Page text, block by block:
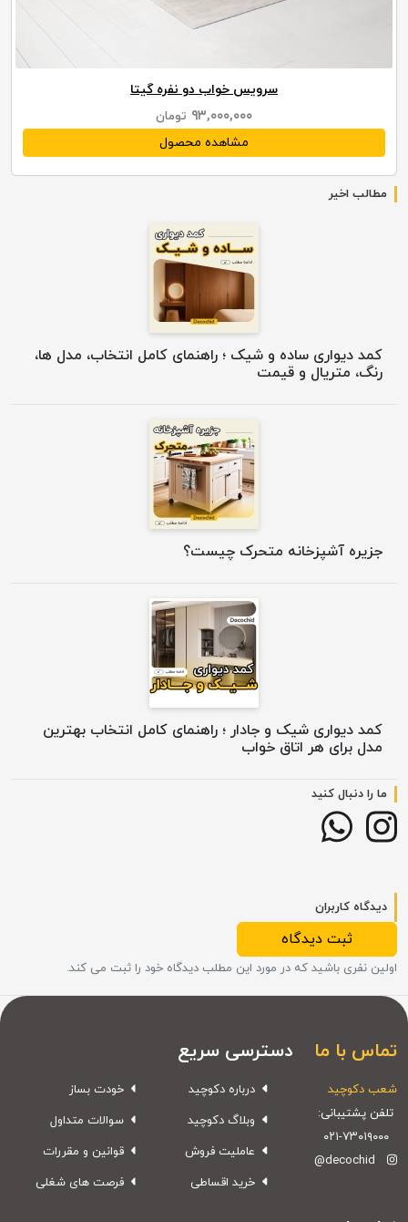
سرویس خواب دو نفره گیتا
۹۳,۰۰۰,۰۰۰ تومان
مشاهده محصول
مطالب اخیر
کمد دیواری ساده و شیک ؛ راهنمای کامل انتخاب، مدل ها،
رنگ، متریال و قیمت
جزیره آشپزخانه متحرک چیست؟
کمد دیواری شیک و جادار ؛ راهنمای کامل انتخاب بهترین
مدل برای هر اتاق خواب
ما را دنبال کنید
دیدگاه کاربران
ثبت دیدگاه
اولین نفری باشید که در مورد این مطلب دیدگاه خود را ثبت می کند.
تماس با ما
شعب دکوچید
تلفن پشتیبانی:
۰۲۱-۷۳۰۱۹۰۰۰
@decochid
دسترسی سریع
درباره دکوچید
وبلاگ دکوچید
عاملیت فروش
خرید اقساطی
خودت بساز
سوالات متداول
قوانین و مقررات
فرصت های شغلی